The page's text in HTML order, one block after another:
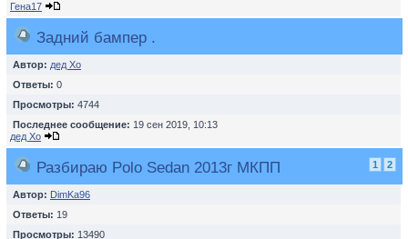
Гена17
Задний бампер .
Автор: дед Хо
Ответы: 0
Просмотры: 4744
Последнее сообщение: 19 сен 2019, 10:13
дед Хо
Разбираю Polo Sedan 2013г МКПП 1 2
Автор: DimKa96
Ответы: 19
Просмотры: 13490